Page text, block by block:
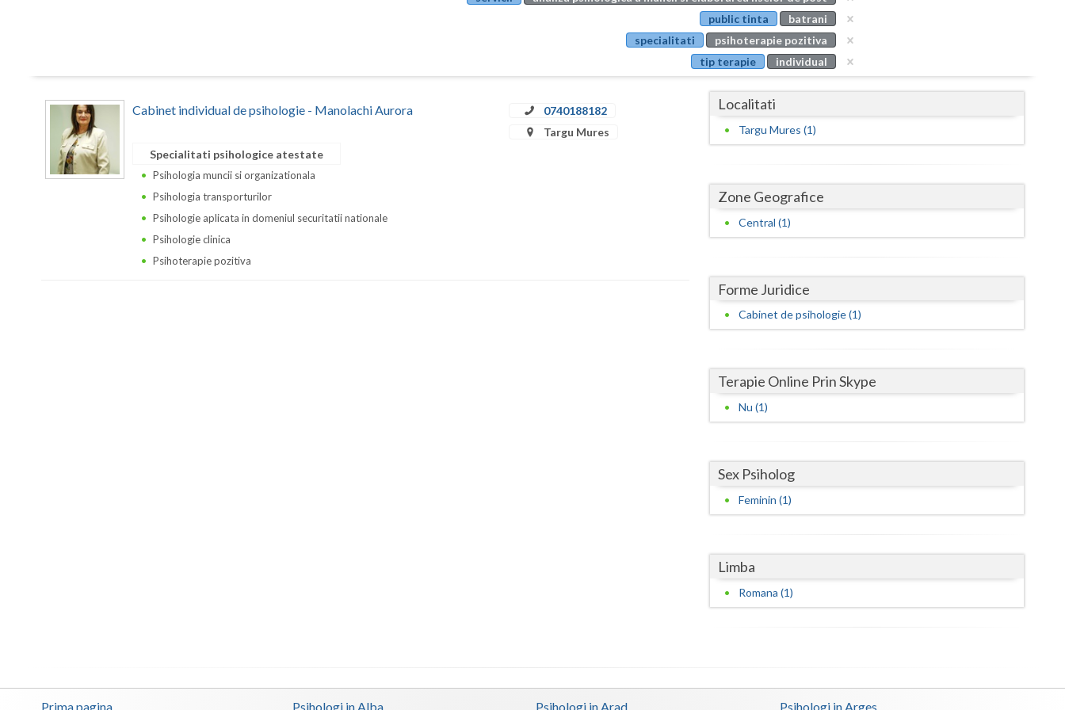
Buzau
Calarasi
Caras-Severin
Gorj
Hunedoara
Ialomita
Maramures
Mures
Neamt
Salaj
public tinta
batrani
specialitati
psihoterapie pozitiva
tip terapie
individual
Cabinet individual de psihologie - Manolachi Aurora
0740188182
Targu Mures
Specialitati psihologice atestate
Psihologia muncii si organizationala
Psihologia transporturilor
Psihologie aplicata in domeniul securitatii nationale
Psihologie clinica
Psihoterapie pozitiva
Localitati
Targu Mures (1)
Zone Geografice
Central (1)
Forme Juridice
Cabinet de psihologie (1)
Terapie Online Prin Skype
Nu (1)
Sex Psiholog
Feminin (1)
Limba
Romana (1)
Prima pagina Psihologi in Alba Psihologi in Arad Psihologi in Arges